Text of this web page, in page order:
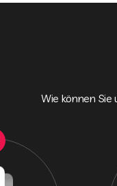
Wie können